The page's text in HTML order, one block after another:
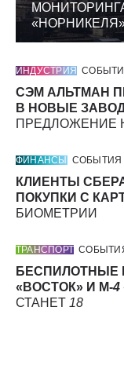
ИНДУСТРИЯ
СЭМ АЛЬТМАН
В НОВЫЕ
ПРЕДЛОЖЕНИЕ
ФИНАНСЫ СОБЫТИЯ
КЛИЕНТЫ
ПОКУПКИ С
БИОМЕТРИИ
ТРАНСПОРТ
БЕСПИЛОТНЫЕ
«ВОСТОК» И М-4
СТАНЕТ 18